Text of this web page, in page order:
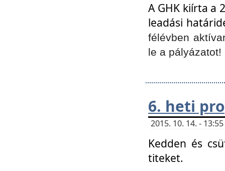
A GHK kiírta a
leadási
félévben
le a pályázatot!
6. heti
2015. 10. 14. -
Kedden és
titeket.